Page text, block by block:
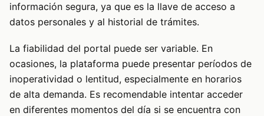
información segura, ya que es la llave de acceso a
datos personales y al historial de trámites.
La fiabilidad del portal puede ser variable. En
ocasiones, la plataforma puede presentar períodos de
inoperatividad o lentitud, especialmente en horarios
de alta demanda. Es recomendable intentar acceder
en diferentes momentos del día si se encuentra con